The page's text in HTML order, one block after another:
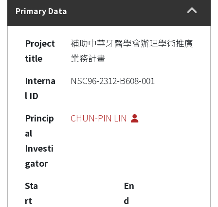
Primary Data
Project
title
補助中華牙醫學會辦理學術推廣
業務計畫
Interna
l ID
NSC96-2312-B608-001
Princip
al
Investi
gator
CHUN-PIN LIN
Sta
rt
En
d